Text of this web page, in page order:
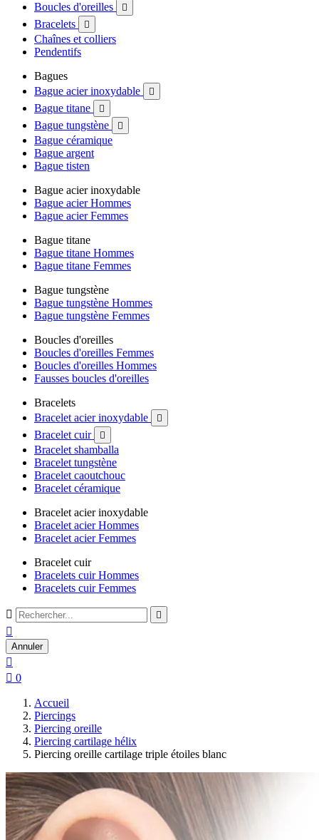
Boucles d'oreilles 
Bracelets 
Chaînes et colliers
Pendentifs
Bagues
Bague acier inoxydable

Bague titane 
Bague tungstène 
Bague céramique
Bague argent
Bague tisten
Bague acier inoxydable
Bague acier Hommes
Bague acier Femmes
Bague titane
Bague titane Hommes
Bague titane Femmes
Bague tungstène
Bague tungstène Hommes
Bague tungstène Femmes
Boucles d'oreilles
Boucles d'oreilles Femmes
Boucles d'oreilles Hommes
Fausses boucles d'oreilles
Bracelets
Bracelet acier inoxydable

Bracelet cuir 
Bracelet shamballa
Bracelet tungstène
Bracelet caoutchouc
Bracelet céramique
Bracelet acier inoxydable
Bracelet acier Hommes
Bracelet acier Femmes
Bracelet cuir
Bracelets cuir Hommes
Bracelets cuir Femmes
 

Annuler

 0
Accueil
Piercings
Piercing oreille
Piercing cartilage hélix
Piercing oreille cartilage triple étoiles blanc